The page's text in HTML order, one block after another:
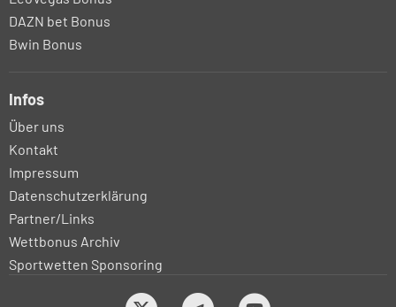
DAZN bet Bonus
Bwin Bonus
Infos
Über uns
Kontakt
Impressum
Datenschutzerklärung
Partner/Links
Wettbonus Archiv
Sportwetten Sponsoring